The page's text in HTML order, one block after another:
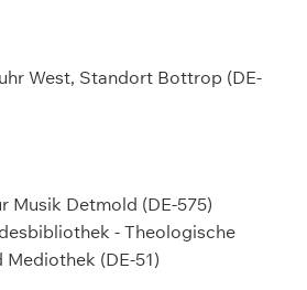
West, Standort Bottrop (DE-
Musik Detmold (DE-575)
- Theologische
(DE-51)